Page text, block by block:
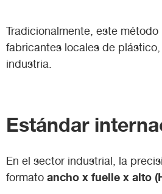
Tradicionalmente, este
fabricantes locales de
industria.
Estándar
En el sector industrial, la
formato ancho x fuelle x alto